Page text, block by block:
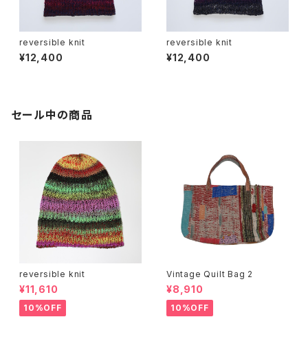
reversible knit
¥12,400
reversible knit
¥12,400
セール中の商品
reversible knit
¥11,610
10%OFF
Vintage Quilt Bag 2
¥8,910
10%OFF